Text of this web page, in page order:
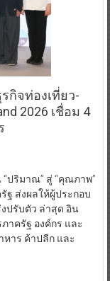
กิจท่องเที่ยว-
2026 เชื่อม 4
ปริมาณ” สู่ “คุณภาพ”
ฐ ส่งผลให้ผู้ประกอบ
งปรับตัว ล่าสุด อิน
าครัฐ องค์กร และ
หาร ค้าปลีก และ